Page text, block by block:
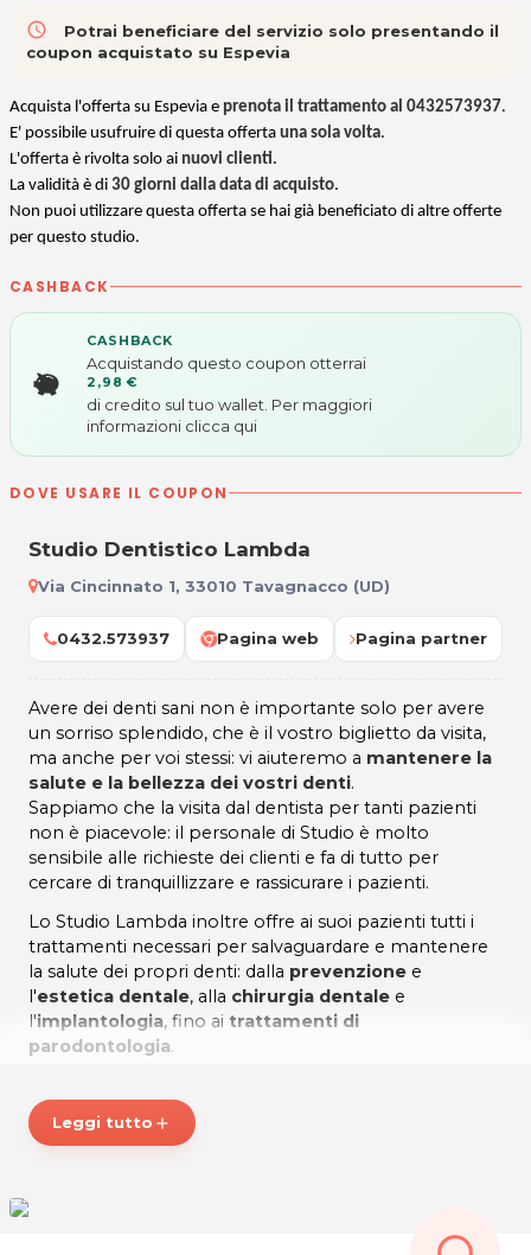
access_time
Potrai beneficiare del servizio solo presentando il
coupon acquistato su Espevia
Acquista l'offerta su Espevia e prenota il trattamento al 0432573937.
E' possibile usufruire di questa offerta una sola volta.
L'offerta è rivolta solo ai nuovi clienti.
La validità è di 30 giorni dalla data di acquisto.
Non puoi utilizzare questa offerta se hai già beneficiato di altre offerte
per questo studio.
CASHBACK
CASHBACK
Acquistando questo coupon otterrai
2,98 €
di credito sul tuo wallet. Per maggiori
informazioni clicca qui
DOVE USARE IL COUPON
Studio Dentistico Lambda
Via Cincinnato 1, 33010 Tavagnacco (UD)
0432.573937 Pagina web Pagina partner
Avere dei denti sani non è importante solo per avere
un sorriso splendido, che è il vostro biglietto da visita,
ma anche per voi stessi: vi aiuteremo a mantenere la
salute e la bellezza dei vostri denti.
Sappiamo che la visita dal dentista per tanti pazienti
non è piacevole: il personale di Studio è molto
sensibile alle richieste dei clienti e fa di tutto per
cercare di tranquillizzare e rassicurare i pazienti.
Lo Studio Lambda inoltre offre ai suoi pazienti tutti i
trattamenti necessari per salvaguardare e mantenere
la salute dei propri denti: dalla prevenzione e
l'estetica dentale, alla chirurgia dentale e
l'implantologia, fino ai trattamenti di
parodontologia.
con estrema professionalità e competenza!
* Prezzi di listino verificati in data 27/10/2016
Leggi tutto add